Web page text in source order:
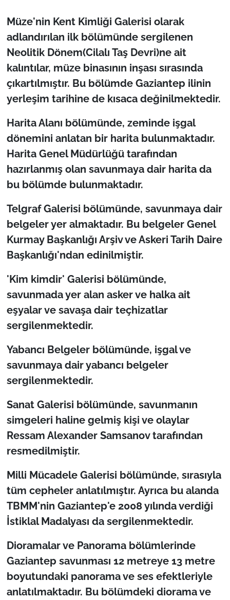
Müze'nin Kent Kimliği Galerisi olarak
adlandırılan ilk bölümünde sergilenen
Neolitik Dönem(Cilalı Taş Devri)ne ait
kalıntılar, müze binasının inşası sırasında
çıkartılmıştır. Bu bölümde Gaziantep ilinin
yerleşim tarihine de kısaca değinilmektedir.
Harita Alanı bölümünde, zeminde işgal
dönemini anlatan bir harita bulunmaktadır.
Harita Genel Müdürlüğü tarafından
hazırlanmış olan savunmaya dair harita da
bu bölümde bulunmaktadır.
Telgraf Galerisi bölümünde, savunmaya dair
belgeler yer almaktadır. Bu belgeler Genel
Kurmay Başkanlığı Arşiv ve Askeri Tarih Daire
Başkanlığı'ndan edinilmiştir.
'Kim kimdir' Galerisi bölümünde,
savunmada yer alan asker ve halka ait
eşyalar ve savaşa dair teçhizatlar
sergilenmektedir.
Yabancı Belgeler bölümünde, işgal ve
savunmaya dair yabancı belgeler
sergilenmektedir.
Sanat Galerisi bölümünde, savunmanın
simgeleri haline gelmiş kişi ve olaylar
Ressam Alexander Samsanov tarafından
resmedilmiştir.
Milli Mücadele Galerisi bölümünde, sırasıyla
tüm cepheler anlatılmıştır. Ayrıca bu alanda
TBMM'nin Gaziantep'e 2008 yılında verdiği
İstiklal Madalyası da sergilenmektedir.
Dioramalar ve Panorama bölümlerinde
Gaziantep savunması 12 metreye 13 metre
boyutundaki panorama ve ses efektleriyle
anlatılmaktadır. Bu bölümdeki diorama ve